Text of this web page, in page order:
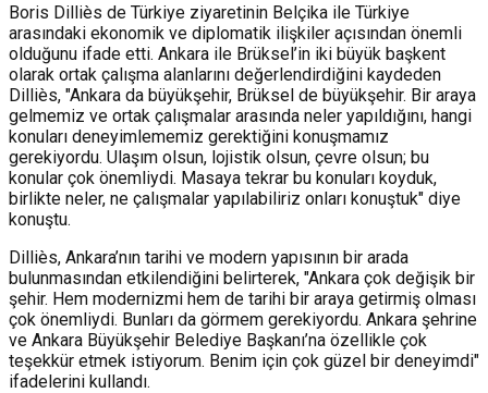
Boris Dilliès de Türkiye ziyaretinin Belçika ile Türkiye
arasındaki ekonomik ve diplomatik ilişkiler açısından önemli
olduğunu ifade etti. Ankara ile Brüksel’in iki büyük başkent
olarak ortak çalışma alanlarını değerlendirdiğini kaydeden
Dilliès, "Ankara da büyükşehir, Brüksel de büyükşehir. Bir araya
gelmemiz ve ortak çalışmalar arasında neler yapıldığını, hangi
konuları deneyimlememiz gerektiğini konuşmamız
gerekiyordu. Ulaşım olsun, lojistik olsun, çevre olsun; bu
konular çok önemliydi. Masaya tekrar bu konuları koyduk,
birlikte neler, ne çalışmalar yapılabiliriz onları konuştuk" diye
konuştu.
Dilliès, Ankara’nın tarihi ve modern yapısının bir arada
bulunmasından etkilendiğini belirterek, "Ankara çok değişik bir
şehir. Hem modernizmi hem de tarihi bir araya getirmiş olması
çok önemliydi. Bunları da görmem gerekiyordu. Ankara şehrine
ve Ankara Büyükşehir Belediye Başkanı’na özellikle çok
teşekkür etmek istiyorum. Benim için çok güzel bir deneyimdi"
ifadelerini kullandı.